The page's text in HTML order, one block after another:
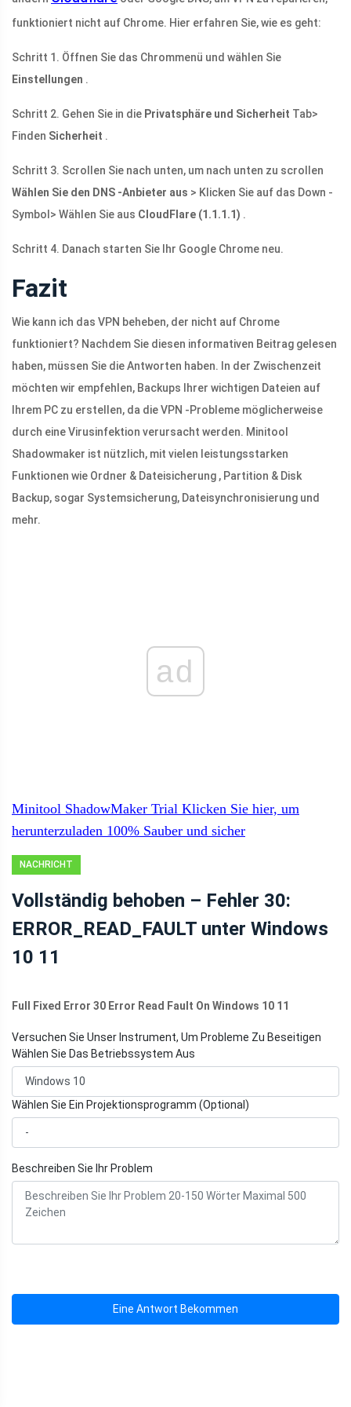
funktioniert nicht auf Chrome. Hier erfahren Sie, wie es geht:
Schritt 1. Öffnen Sie das Chrommenü und wählen Sie
Einstellungen .
Schritt 2. Gehen Sie in die Privatsphäre und Sicherheit Tab>
Finden Sicherheit .
Schritt 3. Scrollen Sie nach unten, um nach unten zu scrollen
Wählen Sie den DNS -Anbieter aus > Klicken Sie auf das Down -
Symbol> Wählen Sie aus CloudFlare (1.1.1.1) .
Schritt 4. Danach starten Sie Ihr Google Chrome neu.
Fazit
Wie kann ich das VPN beheben, der nicht auf Chrome
funktioniert? Nachdem Sie diesen informativen Beitrag gelesen
haben, müssen Sie die Antworten haben. In der Zwischenzeit
möchten wir empfehlen, Backups Ihrer wichtigen Dateien auf
Ihrem PC zu erstellen, da die VPN -Probleme möglicherweise
durch eine Virusinfektion verursacht werden. Minitool
Shadowmaker ist nützlich, mit vielen leistungsstarken
Funktionen wie Ordner & Dateisicherung , Partition & Disk
Backup, sogar Systemsicherung, Dateisynchronisierung und
mehr.
ad
Minitool ShadowMaker Trial Klicken Sie hier, um
herunterzuladen 100% Sauber und sicher
NACHRICHT
Vollständig behoben – Fehler 30:
ERROR_READ_FAULT unter Windows
10 11
Full Fixed Error 30 Error Read Fault On Windows 10 11
Versuchen Sie Unser Instrument, Um Probleme Zu Beseitigen
Wählen Sie Das Betriebssystem Aus
Wählen Sie Ein Projektionsprogramm (Optional)
Beschreiben Sie Ihr Problem
Eine Antwort Bekommen